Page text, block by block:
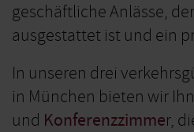
geschäftliche Anlässe,
ausgestattet ist und ein
In unseren drei
in München bieten wir
und Konferenzzimmer,